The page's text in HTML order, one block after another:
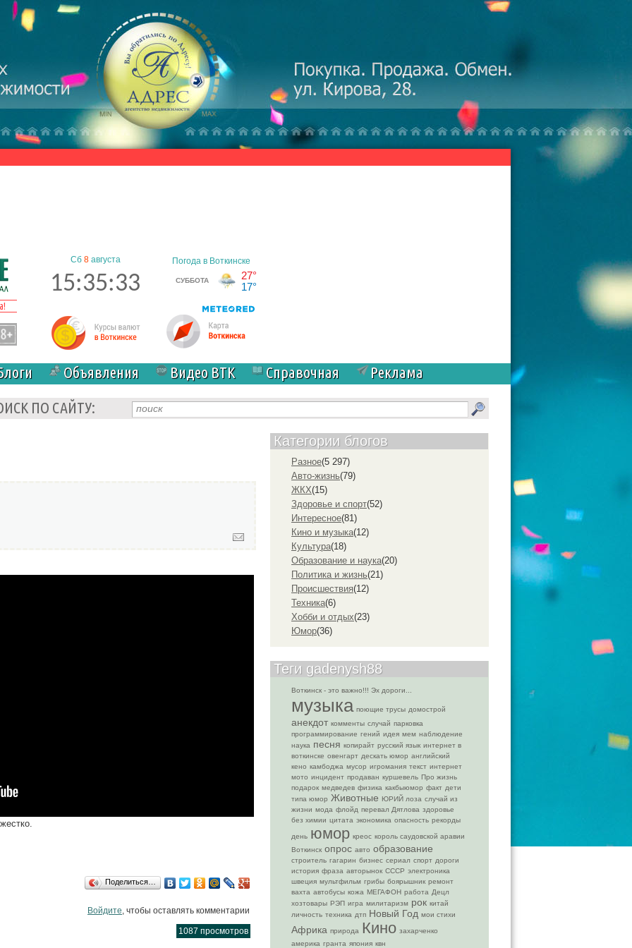
Сб 8августа
15:35:33
Объявления Видео ВТК Справочная
Реклама
ПО САЙТУ:
Поделиться…
Войдите, чтобы оставлять комментарии
1087 просмотров
Категории блогов
Разное(5 297)
Авто-жизнь(79)
ЖКХ(15)
Здоровье и спорт(52)
Интересное(81)
Кино и музыка(12)
Культура(18)
Образование и наука(20)
Политика и жизнь(21)
Проиcшествия(12)
Техника(6)
Хобби и отдых(23)
Юмор(36)
Теги gadenysh88
Воткинск - это важно!!! Эх дороги...
музыка поющие трусы домострой
анекдот комменты случай парковка
программирование гений идея мем наблюдение
наука песня копирайт русский язык интернет в
воткинске овенгарт дескать юмор английский
кено камбоджа мусор игромания текст интернет
мото инцидент продаван куршевель Про жизнь
подарок медведев физика какбыюмор факт дети
типа юмор Животные ЮРИЙ лоза случай из
жизни мода флойд перевал Дятлова здоровье
без химии цитата экономика опасность рекорды
день юмор креос король саудовской аравии
Воткинск опрос авто образование
строитель гагарин бизнес сериал спорт дороги
история фраза авторынок СССР электроника
швеция мультфильм грибы боярышник ремонт
вахта автобусы кожа МЕГАФОН работа Децл
хозтовары РЭП игра милитаризм рок китай
личность техника дтп Новый Год мои стихи
Африка природа Кино захарченко
америка гранта япония квн